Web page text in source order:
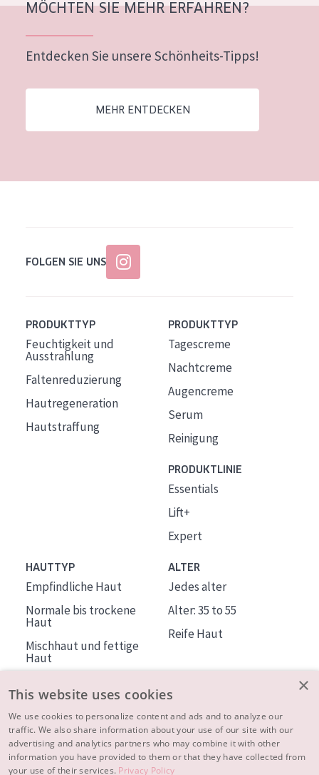
Mischhaut und fettige Haut
Reife Haut
Der Sonne ausgesetzte Haut
Jedes alter
Reife Haut
MÖCHTEN SIE MEHR ERFAHREN?
Entdecken Sie unsere Schönheits-Tipps!
MEHR ENTDECKEN
FOLGEN SIE UNS
PRODUKTTYP
Feuchtigkeit und
Ausstrahlung
Faltenreduzierung
Hautregeneration
Hautstraffung
PRODUKTTYP
Tagescreme
Nachtcreme
Augencreme
Serum
Reinigung
PRODUKTLINIE
Essentials
Lift+
Expert
HAUTTYP
Empfindliche Haut
Normale bis trockene
Haut
Mischhaut und fettige
Haut
Haut
ALTER
Jedes alter
Alter: 35 to 55
Reife Haut
ÜBER DIADERMINE
Mehr über uns
×
This website uses cookies
We use cookies to personalize content and ads and to analyze our
traffic. We also share information about your use of our site with our
advertising and analytics partners who may combine it with other
information you have provided to them or that they have collected from
your use of their services. Privacy Policy